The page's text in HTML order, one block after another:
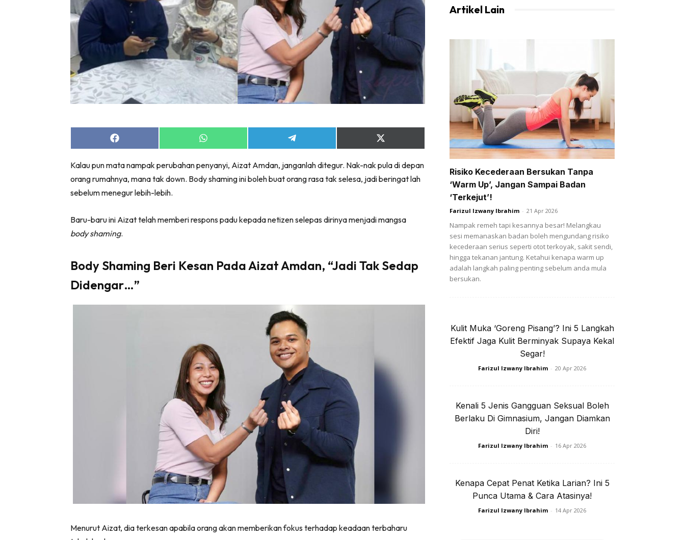
Login Register
Zon Cantik
Rapi Alert
Info COVID-19
Glow Up Rapi
Dapatkan cerita, perkongsian dan info menarik. Free jer!
Dengan ini saya bersetuju dengan
Langgan Sekarang
Langganan anda telah diterima. Terima kasih!
Lubuk konten Kesihatan dan penjagaan diri segalanya di seeNI. Rapi
kini di seeNI. Download
Share
on
Share
on
Share
on
Share
on
(Twitter)
Kalau pun mata nampak perubahan penyanyi, Aizat Amdan, janganlah ditegur. Nak-nak pula di depan
orang rumahnya, mana tak down. Body shaming ini boleh buat orang rasa tak selesa, jadi beringat lah
sebelum menegur lebih-lebih.
Baru-baru ini Aizat telah memberi respons padu kepada netizen selepas dirinya menjadi mangsa
body shaming.
Body Shaming Beri Kesan Pada Aizat Amdan, “Jadi Tak Sedap
Didengar…”
Menurut Aizat, dia terkesan apabila orang akan memberikan fokus terhadap keadaan terbaharu
Artikel Lain
Risiko Kecederaan Bersukan Tanpa
‘Warm Up’, Jangan Sampai Badan
‘Terkejut’!
Farizul Izwany Ibrahim - 21 Apr 2026
Nampak remeh tapi kesannya besar! Melangkau
sesi memanaskan badan boleh mengundang risiko
kecederaan serius seperti otot terkoyak, sakit sendi,
hingga tekanan jantung. Ketahui kenapa warm up
adalah langkah paling penting sebelum anda mula
bersukan.
Kulit Muka ‘Goreng Pisang’? Ini 5 Langkah
Efektif Jaga Kulit Berminyak Supaya Kekal
Segar!
Farizul Izwany Ibrahim - 20 Apr 2026
Kenali 5 Jenis Gangguan Seksual Boleh
Berlaku Di Gimnasium, Jangan Diamkan
Diri!
Farizul Izwany Ibrahim - 16 Apr 2026
Kenapa Cepat Penat Ketika Larian? Ini 5
Punca Utama & Cara Atasinya!
Farizul Izwany Ibrahim - 14 Apr 2026